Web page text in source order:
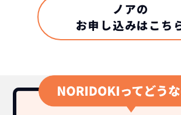
ノアの
お申し込みはこち